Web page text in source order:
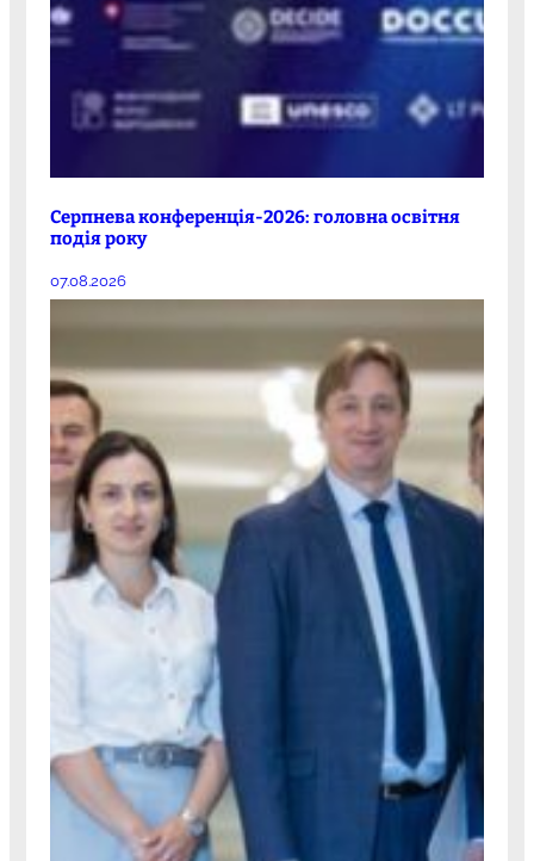
Серпнева конференція-2026: головна освітня
подія року
07.08.2026